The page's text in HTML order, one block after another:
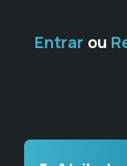
Entrar ou